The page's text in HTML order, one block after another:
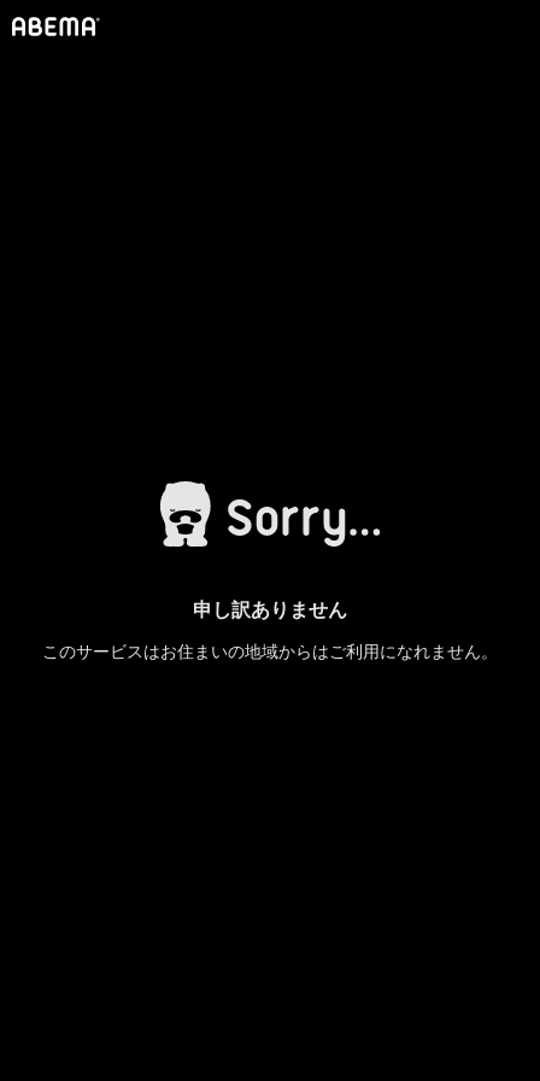
申し訳ありません
このサービスはお住まいの地域からはご利用になれません。